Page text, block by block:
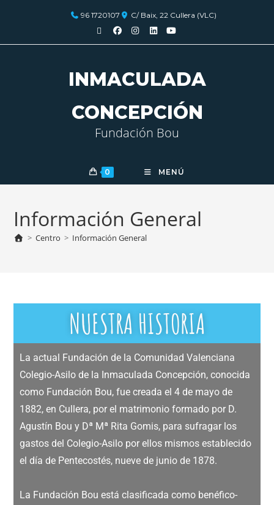
96 1720107 C/ Baix, 22 Cullera (VLC)
INMACULADA
CONCEPCIÓN
Fundación Bou
0 MENÚ
Información General
> Centro > Información General
NUESTRA HISTORIA
La actual Fundación de la Comunidad Valenciana
Colegio-Asilo de la Inmaculada Concepción, conocida
como Fundación Bou, fue creada el 4 de mayo de
1882, en Cullera, por el matrimonio formado por D.
Agustín Bou y Dª Mª Rita Gomis, para sufragar los
gastos del Colegio-Asilo por ellos mismos establecido
el día de Pentecostés, nueve de junio de 1878.
La Fundación Bou está clasificada como benéfico-